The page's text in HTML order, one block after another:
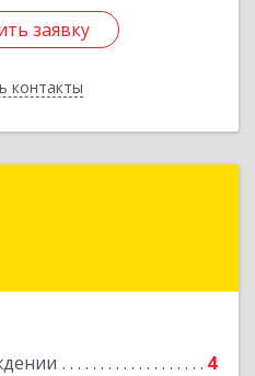
заявку
контакты
заявку
4
ул.Революцеонная,